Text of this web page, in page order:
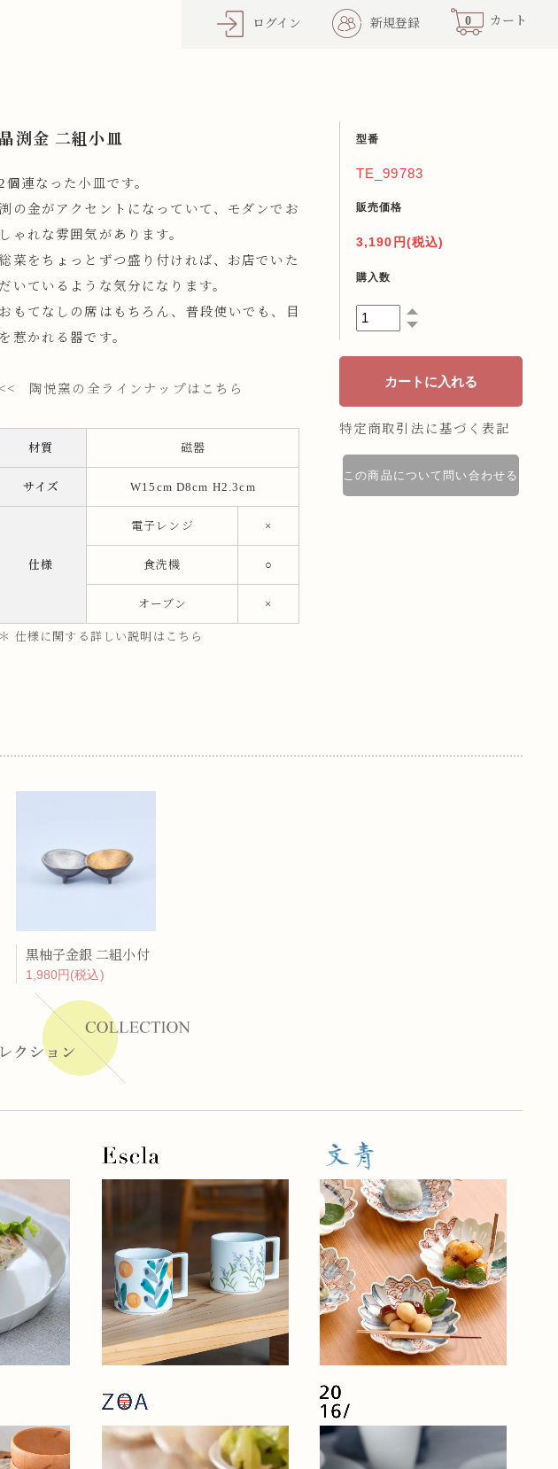
ログイン 新規登録 0 カート
晶渕金 二組小皿
2個連なった小皿です。
の金がアクセントになっていて、モダンでお
しゃれな雰囲気があります。
菜をちょっとずつ盛り付ければ、お店でいた
だいているような気分になります。
おもてなしの席はもちろん、普段使いでも、目
を惹かれる器です。
<< 陶悦窯の全ラインナップはこちら
材質 磁器
サイズ W15cm D8cm H2.3cm
仕様
電子レンジ ×
食洗機 ○
オーブン ×
＊ 仕様に関する詳しい説明はこちら
型番
TE_99783
販売価格
3,190円(税込)
購入数
特定商取引法に基づく表記
この商品について問い合わせる
黒柚子金銀 二組小付
1,980円(税込)